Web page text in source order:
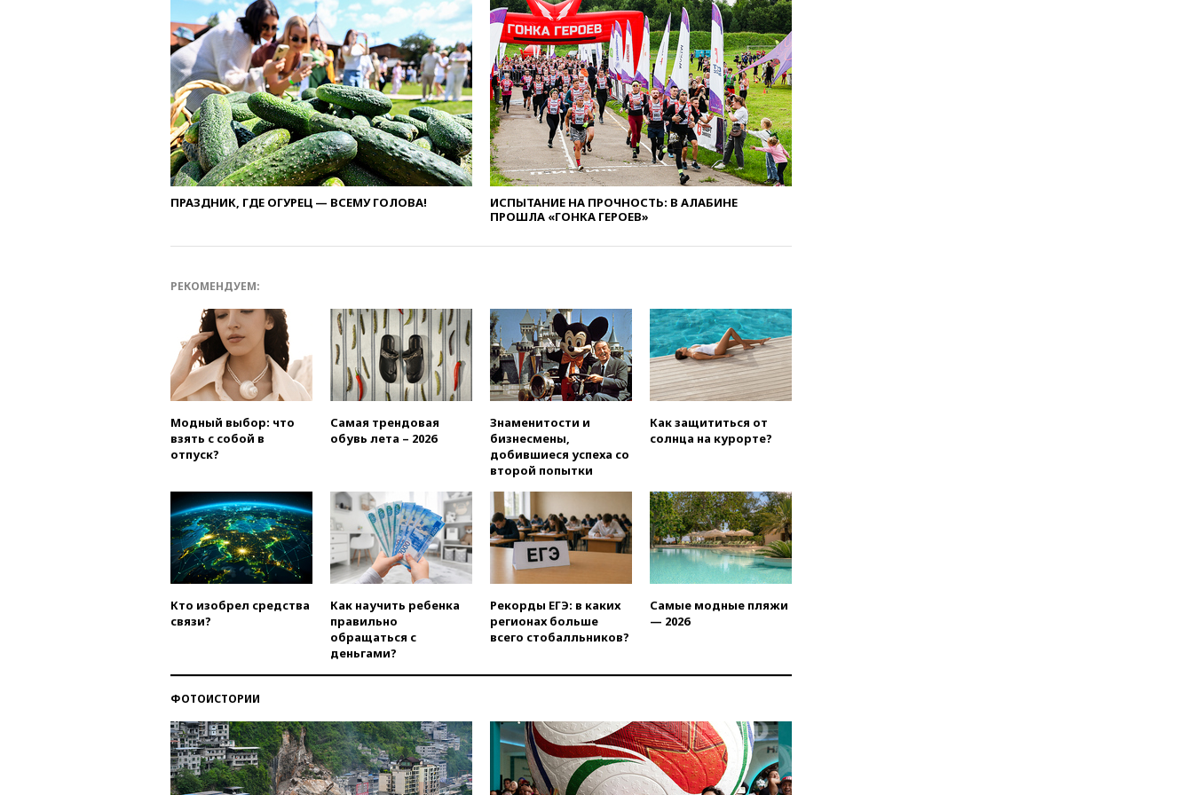
17:25В аэропортах Сочи и
Геленджика сняты
ограничения
17:17Власти РФ помогут
пострадавшему от атак на
склады Wildberries бизнесу
16:55Экс-директору Popcorn
Books запросили четыре года
условно
16:46ЦБ: международные
резервы России снизились
Херсонской области направят
гипоаллергенных собак
15:45
Спутник «Электро-Л» №
5 введен в эксплуатацию
15:35
Два человека погибли
Брянской области
15:15
14:57
Жара в Европе может
нанести ущерб экономике в
размере €800 млрд
Пентагон озаботился
критикой Трампа по поводу
дефицита боеприпасов
В Германии задержан
украинец за шпионаж на
в России
14:19Масштабный сбой
произошел в рунете
ПРАЗДНИК, ГДЕ ОГУРЕЦ — ВСЕМУ ГОЛОВА!
ИСПЫТАНИЕ НА ПРОЧНОСТЬ: В АЛАБИНЕ
ПРОШЛА «ГОНКА ГЕРОЕВ»
РЕКОМЕНДУЕМ:
Модный выбор: что
взять с собой в
отпуск?
Самая трендовая
обувь лета – 2026
Знаменитости и
бизнесмены,
добившиеся успеха со
второй попытки
Как защититься от
солнца на курорте?
Кто изобрел средства
связи?
Как научить ребенка
правильно
обращаться с
деньгами?
Рекорды ЕГЭ: в каких
регионах больше
всего стобалльников?
Самые модные пляжи
— 2026
ФОТОИСТОРИИ